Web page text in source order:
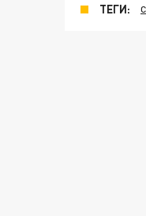
ТЕГИ: